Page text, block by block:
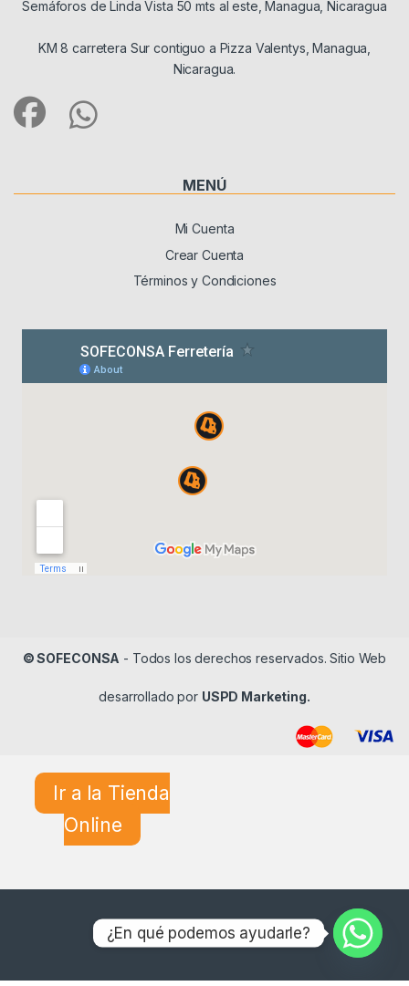
Semáforos de Linda Vista 50 mts al este, Managua, Nicaragua
KM 8 carretera Sur contiguo a Pizza Valentys, Managua,
Nicaragua.
MENÚ
Mi Cuenta
Crear Cuenta
Términos y Condiciones
© SOFECONSA - Todos los derechos reservados. Sitio Web
desarrollado por USPD Marketing.
Ir a la Tienda
Online
¿En qué podemos ayudarle?